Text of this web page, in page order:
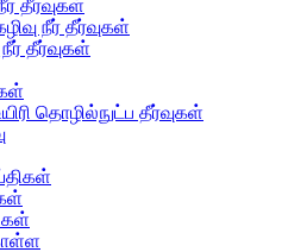
தீர்வுகள்
நீர் தீர்வுகள்
நீர் தீர்வுகள்
தொழில்நுட்ப தீர்வுகள்